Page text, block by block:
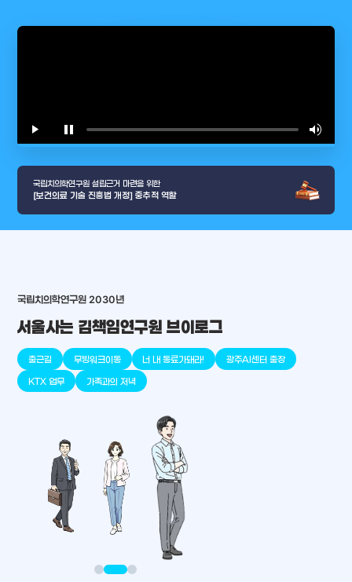
arrow_selector_tool
경기도
충청남도 대전광역시
place
천안
place
세종
place
판교
place
오송
place
대덕
place
원주
play_arrow pause volume_up
국립치의학연구원 설립근거 마련을 위한
[보건의료 기술 진흥법 개정] 중추적 역할
국립치의학연구원 2030년
서울사는 김책임연구원 브이로그
출근길 무빙워크이동 너 내 동료가돼라! 광주AI센터 출장
KTX 업무 가족과의 저녁